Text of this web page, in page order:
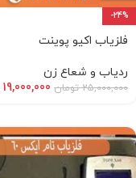
-24%
فلزیاب اکیو پوینت
ردیاب و شعاع زن
25,000,000 تومان 19,000,000